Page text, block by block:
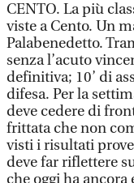
CENTO. La più
viste a Cento. Un
Palabenedetto.
senza l’acuto
definitiva; 10’ di
difesa. Per la
deve cedere di
frittata che non
visti i risultati
deve far riflettere
che oggi ha